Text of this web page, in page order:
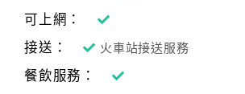
店
合
作
可上網：
接送：
火車站接送服務
餐飲服務：